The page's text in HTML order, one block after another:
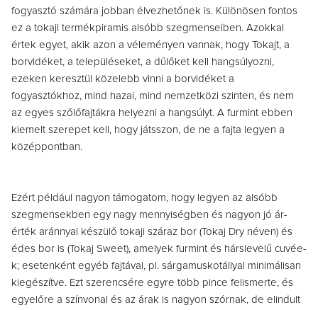
fogyasztó számára jobban élvezhetőnek is. Különösen fontos
ez a tokaji termékpiramis alsóbb szegmenseiben. Azokkal
értek egyet, akik azon a véleményen vannak, hogy Tokajt, a
borvidéket, a településeket, a dűlőket kell hangsúlyozni,
ezeken keresztül közelebb vinni a borvidéket a
fogyasztókhoz, mind hazai, mind nemzetközi szinten, és nem
az egyes szőlőfajtákra helyezni a hangsúlyt. A furmint ebben
kiemelt szerepet kell, hogy játsszon, de ne a fajta legyen a
középpontban.
Ezért például nagyon támogatom, hogy legyen az alsóbb
szegmensekben egy nagy mennyiségben és nagyon jó ár-
érték aránnyal készülő tokaji száraz bor (Tokaj Dry néven) és
édes bor is (Tokaj Sweet), amelyek furmint és hárslevelű cuvée-
k; esetenként egyéb fajtával, pl. sárgamuskotállyal minimálisan
kiegészítve. Ezt szerencsére egyre több pince felismerte, és
egyelőre a színvonal és az árak is nagyon szórnak, de elindult